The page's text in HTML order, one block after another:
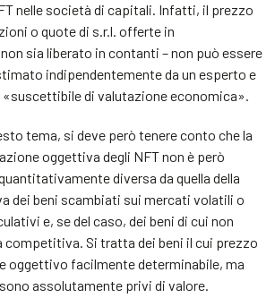
nelle società di capitali. Infatti, il prezzo
o quote di s.r.l. offerte in
sia liberato in contanti – non può essere
indipendentemente da un esperto e
«suscettibile di valutazione economica».
tema, si deve però tenere conto che la
oggettiva degli NFT non è però
diversa da quella della
dei beni scambiati sui mercati volatili o
e, se del caso, dei beni di cui non
competitiva. Si tratta dei beni il cui prezzo
oggettivo facilmente determinabile, ma
assolutamente privi di valore.